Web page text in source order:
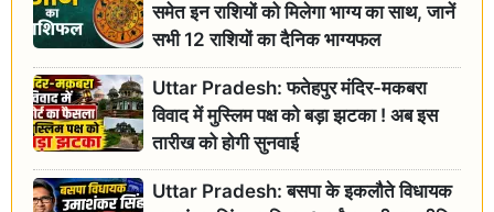
समेत इन राशियों को मिलेगा भाग्य का साथ, जानें
सभी 12 राशियों का दैनिक भाग्यफल
Uttar Pradesh: फतेहपुर मंदिर-मकबरा
विवाद में मुस्लिम पक्ष को बड़ा झटका ! अब इस
तारीख को होगी सुनवाई
Uttar Pradesh: बसपा के इकलौते विधायक